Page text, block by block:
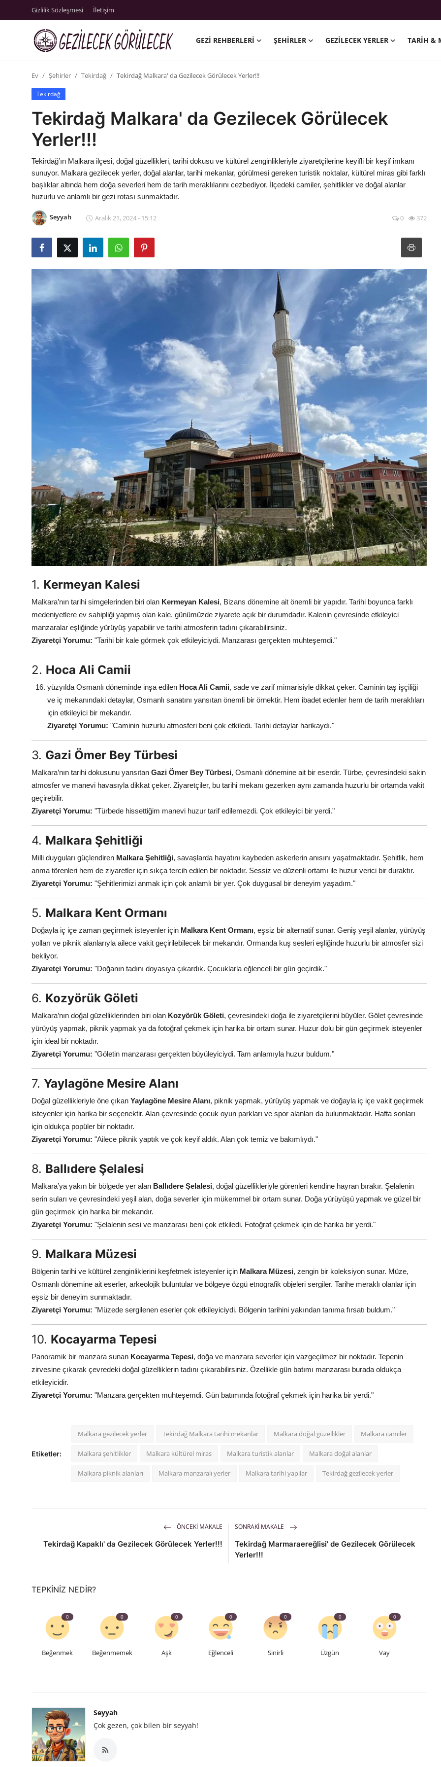
Gizlilik Sözleşmesi İletişim
GEZI REHBERLERI ŞEHIRLER GEZILECEK YERLER TARIH &
Gezilecek Yerler
Tarih & Mitoloji
Yeme İçme Rehberi
Kamp & Doğa
Seyahat İpuçları & Vize
Konaklama & Otel
Aile & Çocukla Tatil
Yaz Tatili & Plajlar
Hafta Sonu & Günübirlik
Ev Şehirler Tekirdağ Tekirdağ Malkara' da Gezilecek Görülecek Yerler!!!
Tekirdağ
Tekirdağ Malkara' da Gezilecek Görülecek
Yerler!!!
Tekirdağ’ın Malkara ilçesi, doğal güzellikleri, tarihi dokusu ve kültürel zenginlikleriyle ziyaretçilerine keyifli bir keşif imkanı
sunuyor. Malkara gezilecek yerler, doğal alanlar, tarihi mekanlar, görülmesi gereken turistik noktalar, kültürel miras gibi farklı
başlıklar altında hem doğa severleri hem de tarih meraklılarını cezbediyor. İlçedeki camiler, şehitlikler ve doğal alanlar
huzurlu ve anlamlı bir gezi rotası sunmaktadır.
Seyyah Aralık 21, 2024 - 15:12 0 372
1. Kermeyan Kalesi
Malkara’nın tarihi simgelerinden biri olan Kermeyan Kalesi, Bizans dönemine ait önemli bir yapıdır. Tarihi boyunca farklı
medeniyetlere ev sahipliği yapmış olan kale, günümüzde ziyarete açık bir durumdadır. Kalenin çevresinde etkileyici
manzaralar eşliğinde yürüyüş yapabilir ve tarihi atmosferin tadını çıkarabilirsiniz.
Ziyaretçi Yorumu: "Tarihi bir kale görmek çok etkileyiciydi. Manzarası gerçekten muhteşemdi."
2. Hoca Ali Camii
yüzyılda Osmanlı döneminde inşa edilen Hoca Ali Camii, sade ve zarif mimarisiyle dikkat çeker. Caminin taş işçiliği
ve iç mekanındaki detaylar, Osmanlı sanatını yansıtan önemli bir örnektir. Hem ibadet edenler hem de tarih meraklıları
için etkileyici bir mekandır.
Ziyaretçi Yorumu: "Caminin huzurlu atmosferi beni çok etkiledi. Tarihi detaylar harikaydı."
3. Gazi Ömer Bey Türbesi
Malkara’nın tarihi dokusunu yansıtan Gazi Ömer Bey Türbesi, Osmanlı dönemine ait bir eserdir. Türbe, çevresindeki sakin
atmosfer ve manevi havasıyla dikkat çeker. Ziyaretçiler, bu tarihi mekanı gezerken aynı zamanda huzurlu bir ortamda vakit
geçirebilir.
Ziyaretçi Yorumu: "Türbede hissettiğim manevi huzur tarif edilemezdi. Çok etkileyici bir yerdi."
4. Malkara Şehitliği
Milli duyguları güçlendiren Malkara Şehitliği, savaşlarda hayatını kaybeden askerlerin anısını yaşatmaktadır. Şehitlik, hem
anma törenleri hem de ziyaretler için sıkça tercih edilen bir noktadır. Sessiz ve düzenli ortamı ile huzur verici bir duraktır.
Ziyaretçi Yorumu: "Şehitlerimizi anmak için çok anlamlı bir yer. Çok duygusal bir deneyim yaşadım."
5. Malkara Kent Ormanı
Doğayla iç içe zaman geçirmek isteyenler için Malkara Kent Ormanı, eşsiz bir alternatif sunar. Geniş yeşil alanlar, yürüyüş
yolları ve piknik alanlarıyla ailece vakit geçirilebilecek bir mekandır. Ormanda kuş sesleri eşliğinde huzurlu bir atmosfer sizi
bekliyor.
Ziyaretçi Yorumu: "Doğanın tadını doyasıya çıkardık. Çocuklarla eğlenceli bir gün geçirdik."
6. Kozyörük Göleti
Malkara’nın doğal güzelliklerinden biri olan Kozyörük Göleti, çevresindeki doğa ile ziyaretçilerini büyüler. Gölet çevresinde
yürüyüş yapmak, piknik yapmak ya da fotoğraf çekmek için harika bir ortam sunar. Huzur dolu bir gün geçirmek isteyenler
için ideal bir noktadır.
Ziyaretçi Yorumu: "Göletin manzarası gerçekten büyüleyiciydi. Tam anlamıyla huzur buldum."
7. Yaylagöne Mesire Alanı
Doğal güzellikleriyle öne çıkan Yaylagöne Mesire Alanı, piknik yapmak, yürüyüş yapmak ve doğayla iç içe vakit geçirmek
isteyenler için harika bir seçenektir. Alan çevresinde çocuk oyun parkları ve spor alanları da bulunmaktadır. Hafta sonları
için oldukça popüler bir noktadır.
Ziyaretçi Yorumu: "Ailece piknik yaptık ve çok keyif aldık. Alan çok temiz ve bakımlıydı."
8. Ballıdere Şelalesi
Malkara’ya yakın bir bölgede yer alan Ballıdere Şelalesi, doğal güzellikleriyle görenleri kendine hayran bırakır. Şelalenin
serin suları ve çevresindeki yeşil alan, doğa severler için mükemmel bir ortam sunar. Doğa yürüyüşü yapmak ve güzel bir
gün geçirmek için harika bir mekandır.
Ziyaretçi Yorumu: "Şelalenin sesi ve manzarası beni çok etkiledi. Fotoğraf çekmek için de harika bir yerdi."
9. Malkara Müzesi
Bölgenin tarihi ve kültürel zenginliklerini keşfetmek isteyenler için Malkara Müzesi, zengin bir koleksiyon sunar. Müze,
Osmanlı dönemine ait eserler, arkeolojik buluntular ve bölgeye özgü etnografik objeleri sergiler. Tarihe meraklı olanlar için
eşsiz bir deneyim sunmaktadır.
Ziyaretçi Yorumu: "Müzede sergilenen eserler çok etkileyiciydi. Bölgenin tarihini yakından tanıma fırsatı buldum."
10. Kocayarma Tepesi
Panoramik bir manzara sunan Kocayarma Tepesi, doğa ve manzara severler için vazgeçilmez bir noktadır. Tepenin
zirvesine çıkarak çevredeki doğal güzelliklerin tadını çıkarabilirsiniz. Özellikle gün batımı manzarası burada oldukça
etkileyicidir.
Ziyaretçi Yorumu: "Manzara gerçekten muhteşemdi. Gün batımında fotoğraf çekmek için harika bir yerdi."
Etiketler:
Malkara gezilecek yerler Tekirdağ Malkara tarihi mekanlar Malkara doğal güzellikler Malkara camiler
Malkara şehitlikler Malkara kültürel miras Malkara turistik alanlar Malkara doğal alanlar
Malkara piknik alanları Malkara manzaralı yerler Malkara tarihi yapılar Tekirdağ gezilecek yerler
ÖNCEKI MAKALE
Tekirdağ Kapaklı' da Gezilecek Görülecek Yerler!!!
SONRAKI MAKALE
Tekirdağ Marmaraereğlisi' de Gezilecek Görülecek
Yerler!!!
TEPKINIZ NEDIR?
0
Beğenmek
0
Beğenmemek
0
Aşk
0
Eğlenceli
0
Sinirli
0
Üzgün
0
Vay
Seyyah
Çok gezen, çok bilen bir seyyah!